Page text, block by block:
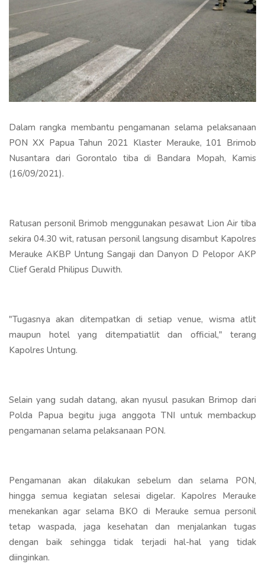
Dalam rangka membantu pengamanan selama pelaksanaan
PON XX Papua Tahun 2021 Klaster Merauke, 101 Brimob
Nusantara dari Gorontalo tiba di Bandara Mopah, Kamis
(16/09/2021).
Ratusan personil Brimob menggunakan pesawat Lion Air tiba
sekira 04.30 wit, ratusan personil langsung disambut Kapolres
Merauke AKBP Untung Sangaji dan Danyon D Pelopor AKP
Clief Gerald Philipus Duwith.
"Tugasnya akan ditempatkan di setiap venue, wisma atlit
maupun hotel yang ditempatiatlit dan official," terang
Kapolres Untung.
Selain yang sudah datang, akan nyusul pasukan Brimop dari
Polda Papua begitu juga anggota TNI untuk membackup
pengamanan selama pelaksanaan PON.
Pengamanan akan dilakukan sebelum dan selama PON,
hingga semua kegiatan selesai digelar. Kapolres Merauke
menekankan agar selama BKO di Merauke semua personil
tetap waspada, jaga kesehatan dan menjalankan tugas
dengan baik sehingga tidak terjadi hal-hal yang tidak
diinginkan.